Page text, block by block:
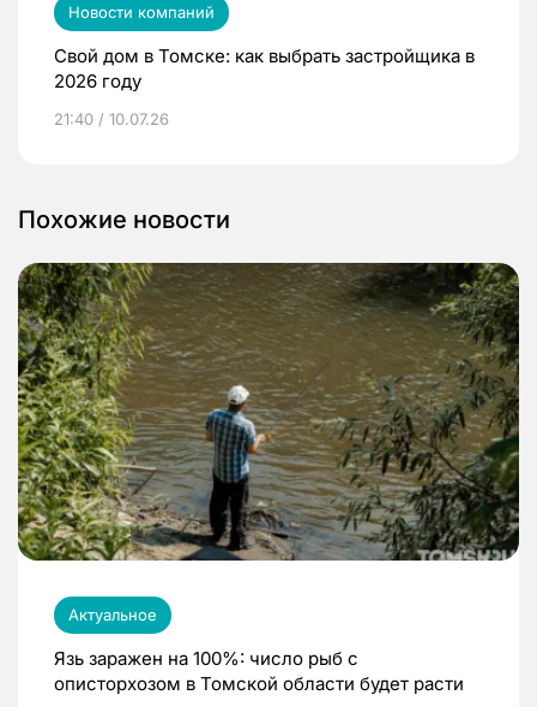
Новости компаний
Свой дом в Томске: как выбрать застройщика в
2026 году
21:40 / 10.07.26
Похожие новости
Актуальное
Язь заражен на 100%: число рыб с
описторхозом в Томской области будет расти